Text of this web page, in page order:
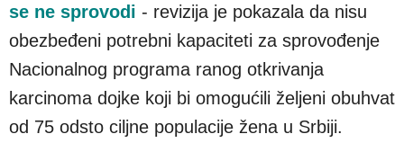
se ne sprovodi - revizija je pokazala da nisu
obezbeđeni potrebni kapaciteti za sprovođenje
Nacionalnog programa ranog otkrivanja
karcinoma dojke koji bi omogućili željeni obuhvat
od 75 odsto ciljne populacije žena u Srbiji.